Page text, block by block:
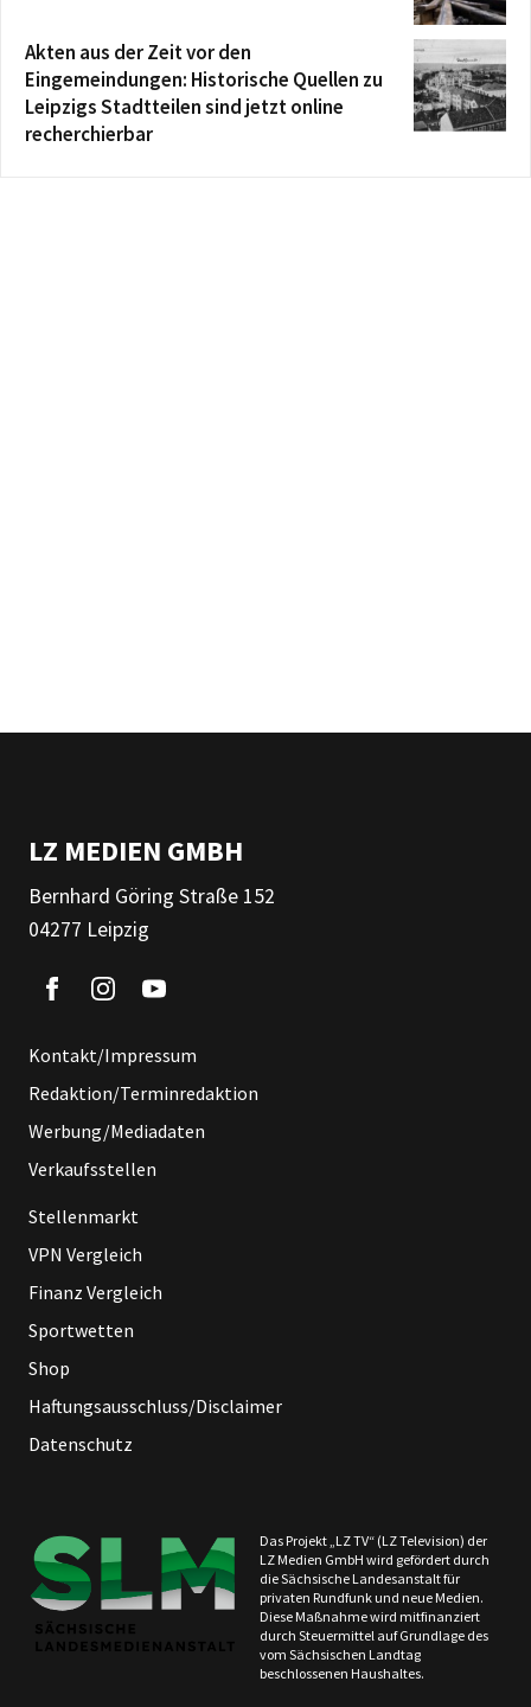
Akten aus der Zeit vor den
Eingemeindungen: Historische Quellen zu
Leipzigs Stadtteilen sind jetzt online
recherchierbar
LZ MEDIEN GMBH
Bernhard Göring Straße 152
04277 Leipzig
Kontakt/Impressum
Redaktion/Terminredaktion
Werbung/Mediadaten
Verkaufsstellen
Stellenmarkt
VPN Vergleich
Finanz Vergleich
Sportwetten
Shop
Haftungsausschluss/Disclaimer
Datenschutz
Das Projekt „LZ TV“ (LZ Television) der
LZ Medien GmbH wird gefördert durch
die Sächsische Landesanstalt für
privaten Rundfunk und neue Medien.
Diese Maßnahme wird mitfinanziert
durch Steuermittel auf Grundlage des
vom Sächsischen Landtag
beschlossenen Haushaltes.